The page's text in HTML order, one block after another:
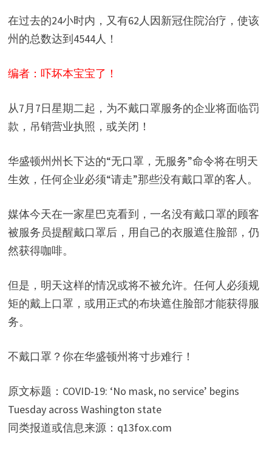
在过去的24小时内，又有62人因新冠住院治疗，使该
州的总数达到4544人！
编者：吓坏本宝宝了！
从7月7日星期二起，为不戴口罩服务的企业将面临罚
款，吊销营业执照，或关闭！
华盛顿州州长下达的“无口罩，无服务”命令将在明天
生效，任何企业必须“请走”那些没有戴口罩的客人。
媒体今天在一家星巴克看到，一名没有戴口罩的顾客
被服务员提醒戴口罩后，用自己的衣服遮住脸部，仍
然获得咖啡。
但是，明天这样的情况或将不被允许。任何人必须规
矩的戴上口罩，或用正式的布块遮住脸部才能获得服
务。
不戴口罩？你在华盛顿州将寸步难行！
原文标题：COVID-19: ‘No mask, no service’ begins
Tuesday across Washington state
同类报道或信息来源：q13fox.com